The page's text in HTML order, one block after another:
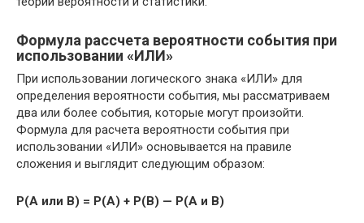
Формула рассчета вероятности события при
использовании «ИЛИ»
При использовании логического знака «ИЛИ» для
определения вероятности события, мы рассматриваем
два или более события, которые могут произойти.
Формула для расчета вероятности события при
использовании «ИЛИ» основывается на правиле
сложения и выглядит следующим образом:
P(A или B) = P(A) + P(B) — P(A и B)